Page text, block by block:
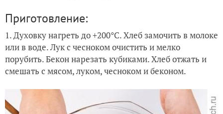
Приготовление:
1. Духовку нагреть до +200°C. Хлеб замочить в молоке
или в воде. Лук с чесноком очистить и мелко
порубить. Бекон нарезать кубиками. Хлеб отжать и
смешать с мясом, луком, чесноком и беконом.